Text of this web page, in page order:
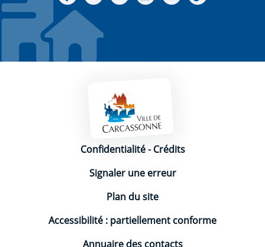
Mentions légales
Confidentialité-Crédits
Signaler une erreur
Plan du site
Accessibilité : partiellement conforme
Annuaire des contacts